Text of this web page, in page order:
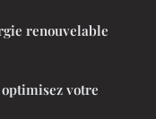
renouvelable
votre